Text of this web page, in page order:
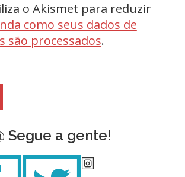
o Akismet para reduzir
como seus dados de
são processados.
Segue a gente!